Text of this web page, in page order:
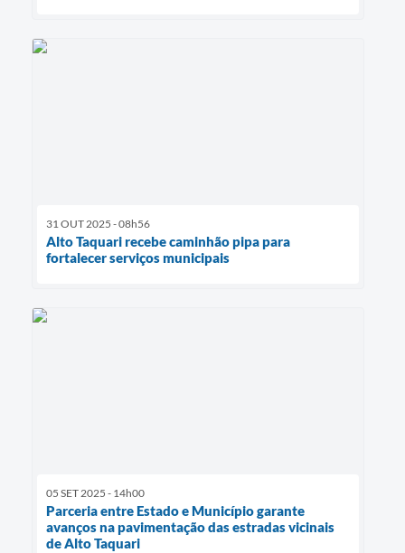
31 OUT 2025 - 08h56
Alto Taquari recebe caminhão pipa para
fortalecer serviços municipais
05 SET 2025 - 14h00
Parceria entre Estado e Município garante
avanços na pavimentação das estradas vicinais
de Alto Taquari